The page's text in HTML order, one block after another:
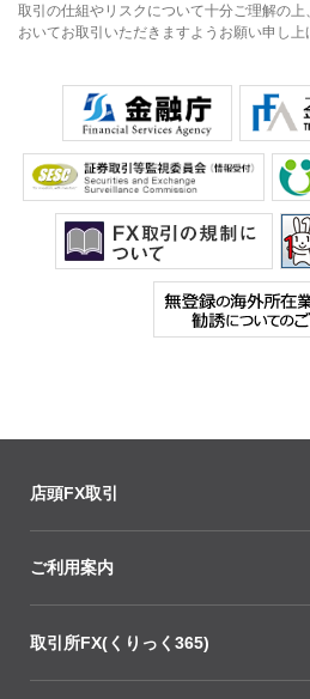
取引の仕組やリスクについて十分ご理解の
おいてお取引いただきますようお願い申し上
店頭FX取引
ご利用案内
取引所FX(くりっく365)